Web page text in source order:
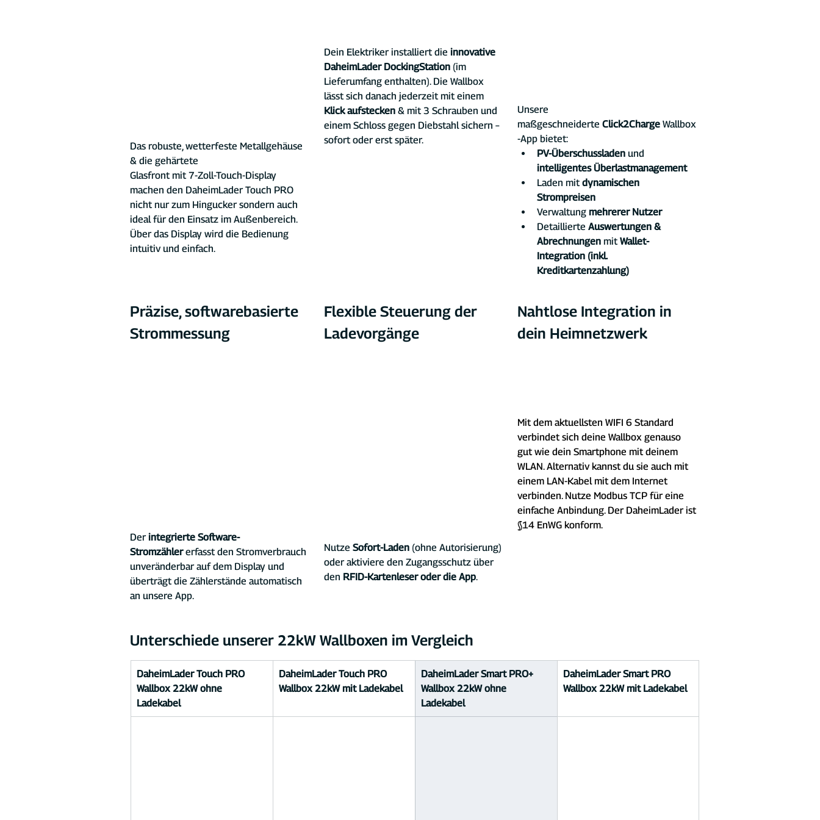
Das robuste, wetterfeste Metallgehäuse
& die gehärtete
Glasfront mit 7-Zoll-Touch-Display
machen den DaheimLader Touch PRO
nicht nur zum Hingucker sondern auch
ideal für den Einsatz im Außenbereich.
Über das Display wird die Bedienung
intuitiv und einfach.
Dein Elektriker installiert die innovative
DaheimLader DockingStation (im
Lieferumfang enthalten). Die Wallbox
lässt sich danach jederzeit mit einem
Klick aufstecken & mit 3 Schrauben und
einem Schloss gegen Diebstahl sichern –
sofort oder erst später.
Unsere
maßgeschneiderte Click2Charge Wallbox
-App bietet:
PV-Überschussladen und
intelligentes Überlastmanagement
Laden mit dynamischen
Strompreisen
Verwaltung mehrerer Nutzer
Detaillierte Auswertungen &
Abrechnungen mit Wallet-
Integration (inkl.
Kreditkartenzahlung)
Präzise, softwarebasierte
Strommessung
Der integrierte Software-
Stromzähler erfasst den Stromverbrauch
unveränderbar auf dem Display und
überträgt die Zählerstände automatisch
an unsere App.
Flexible Steuerung der
Ladevorgänge
Nutze Sofort-Laden (ohne Autorisierung)
oder aktiviere den Zugangsschutz über
den RFID-Kartenleser oder die App.
Nahtlose Integration in
dein Heimnetzwerk
Mit dem aktuellsten WIFI 6 Standard
verbindet sich deine Wallbox genauso
gut wie dein Smartphone mit deinem
WLAN. Alternativ kannst du sie auch mit
einem LAN-Kabel mit dem Internet
verbinden. Nutze Modbus TCP für eine
einfache Anbindung. Der DaheimLader ist
§14 EnWG konform.
Unterschiede unserer 22kW Wallboxen im Vergleich
DaheimLader Touch PRO
Wallbox 22kW ohne
Ladekabel
DaheimLader Touch PRO
Wallbox 22kW mit Ladekabel
DaheimLader Smart PRO+
Wallbox 22kW ohne
Ladekabel
DaheimLader Smart PRO
Wallbox 22kW mit Ladekabel